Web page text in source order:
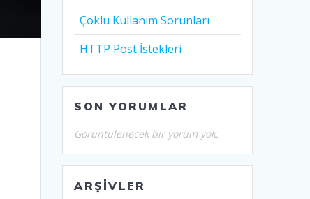
Çoklu Kullanım Sorunları
HTTP Post İstekleri
SON YORUMLAR
Görüntülenecek bir yorum yok.
ARŞIVLER